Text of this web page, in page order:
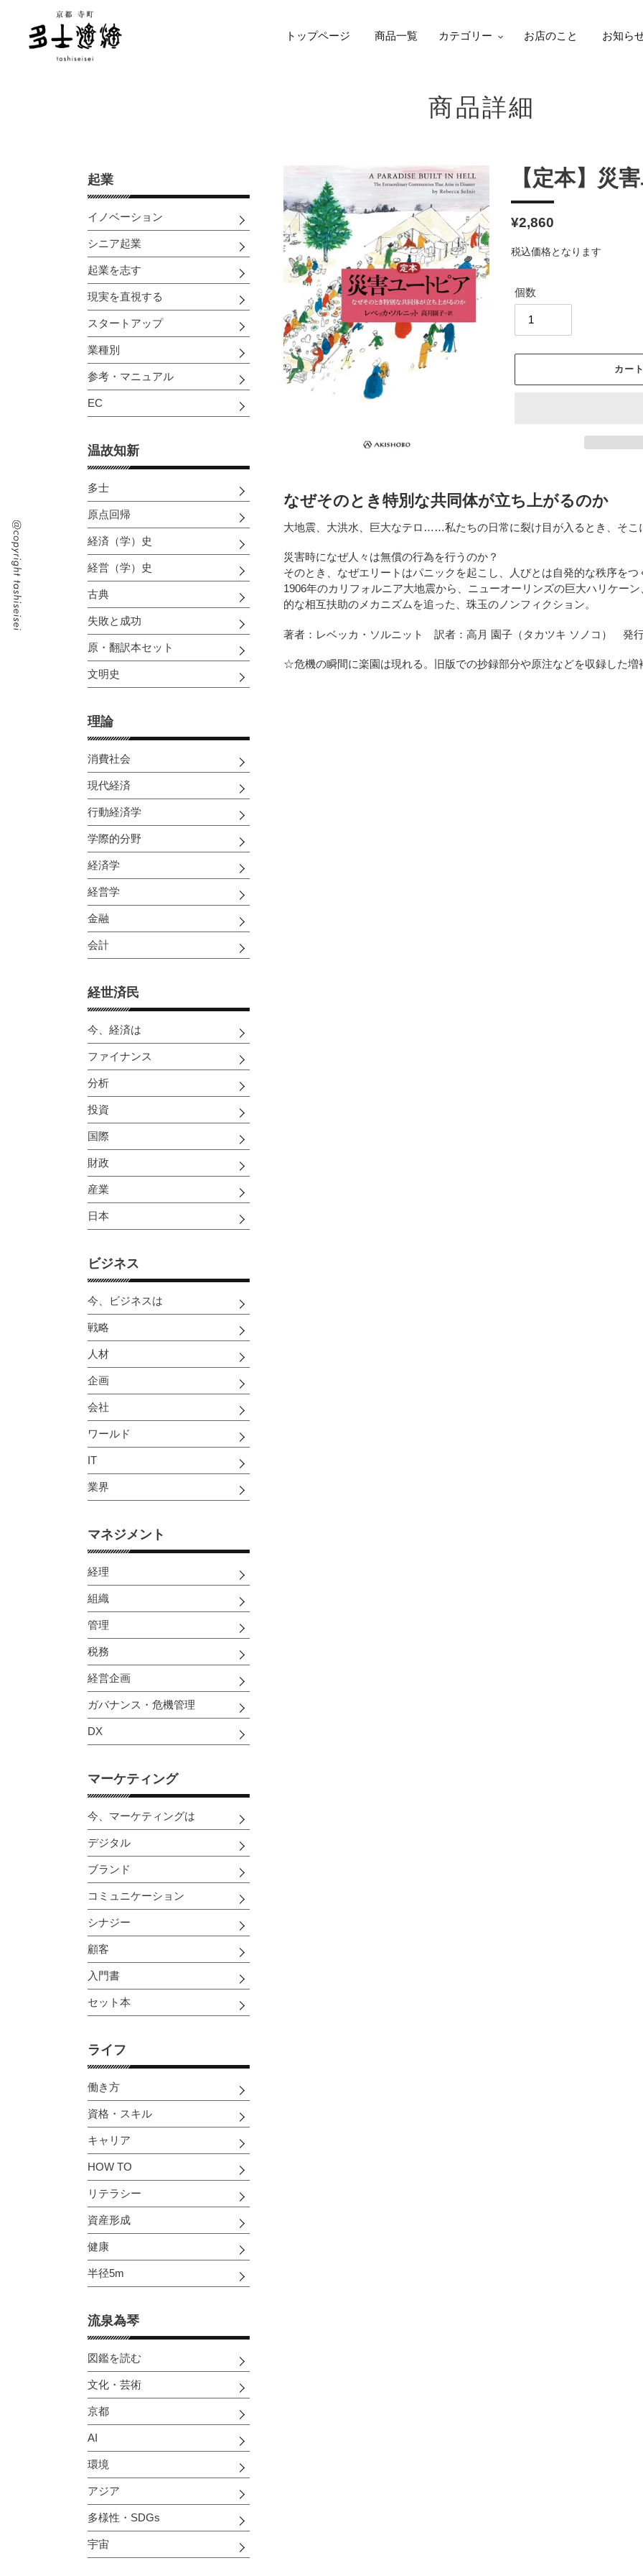
トップページ 商品一覧 カテゴリー お店のこと お知ら
商品詳細
起業
イノベーション
シニア起業
起業を志す
現実を直視する
スタートアップ
業種別
参考・マニュアル
EC
温故知新
多士
原点回帰
経済（学）史
経営（学）史
古典
失敗と成功
原・翻訳本セット
文明史
理論
消費社会
現代経済
行動経済学
学際的分野
経済学
経営学
金融
会計
経世済民
今、経済は
ファイナンス
分析
投資
国際
財政
産業
日本
ビジネス
今、ビジネスは
戦略
人材
企画
会社
ワールド
IT
業界
マネジメント
経理
組織
管理
税務
経営企画
ガバナンス・危機管理
DX
マーケティング
今、マーケティングは
デジタル
ブランド
コミュニケーション
シナジー
顧客
入門書
セット本
ライフ
働き方
資格・スキル
キャリア
HOW TO
リテラシー
資産形成
健康
半径5m
流泉為琴
図鑑を読む
文化・芸術
京都
AI
環境
アジア
多様性・SDGs
宇宙
【定本】災
通
¥2,860
税込価格となります
個数
カー
ト
商
を
追
す
る
なぜそのとき特別な共同体が立ち上がるのか
大地震、大洪水、巨大なテロ……私たちの日常に裂け目が入るとき、そこ
災害時になぜ人々は無償の行為を行うのか？
そのとき、なぜエリートはパニックを起こし、人びとは自発的な秩序をつ
1906年のカリフォルニア大地震から、ニューオーリンズの巨大ハリケー
的な相互扶助のメカニズムを追った、珠玉のノンフィクション。
著者：レベッカ・ソルニット 訳者：高月 園子（タカツキ ソノコ） 発
☆危機の瞬間に楽園は現れる。旧版での抄録部分や原注などを収録した増